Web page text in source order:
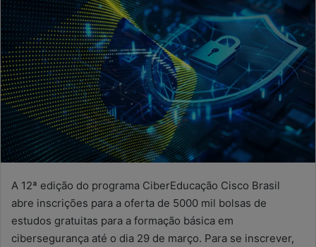
A 12ª edição do programa CiberEducação Cisco Brasil
abre inscrições para a oferta de 5000 mil bolsas de
estudos gratuitas para a formação básica em
cibersegurança até o dia 29 de março. Para se inscrever,